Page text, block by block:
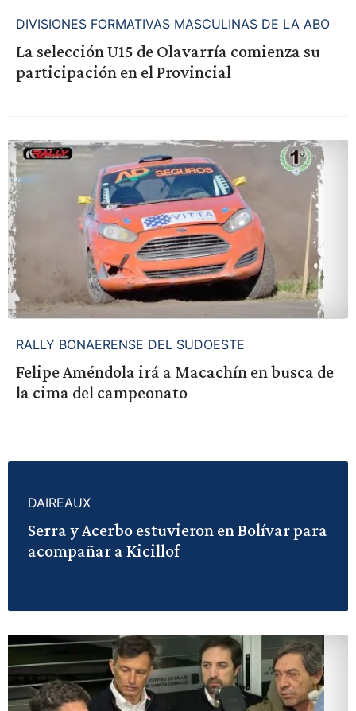
DIVISIONES FORMATIVAS MASCULINAS DE LA ABO
La selección U15 de Olavarría comienza su
participación en el Provincial
RALLY BONAERENSE DEL SUDOESTE
Felipe Améndola irá a Macachín en busca de
la cima del campeonato
DAIREAUX
Serra y Acerbo estuvieron en Bolívar para
acompañar a Kicillof